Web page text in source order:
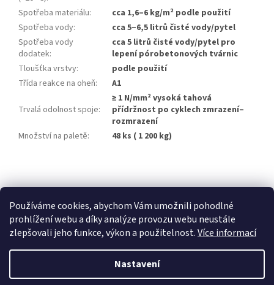
Používáme cookies, abychom Vám umožnili pohodlné
prohlížení webu a díky analýze provozu webu neustále
zlepšovali jeho funkce, výkon a použitelnost.Více informací
Nastavení
Spotřeba materiálu:
cca 1,6–6 kg/m² podle použití
Spotřeba vody:
cca 5–6,5 litrů čisté vody/pytel
Spotřeba vody
dodatek:
cca 5 litrů čisté vody/pytel pro
lepení pórobetonových tvárnic
Tloušťka vrstvy:
podle použití
Třída reakce na oheň: A1
Trvalá odolnost spoje:
≥ 1 N/mm² vysoká tahová
přídržnost po cyklech zmrazení–
rozmrazení
Množství na paletě: 48 ks ( 1 200 kg)
á
Vytvořil Shoptet